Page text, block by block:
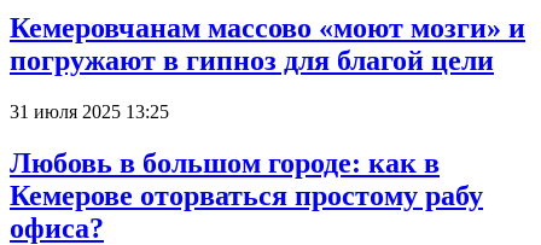
Кемеровчанам массово «моют мозги» и
погружают в гипноз для благой цели
31 июля 2025 13:25
Любовь в большом городе: как в
Кемерове оторваться простому рабу
офиса?